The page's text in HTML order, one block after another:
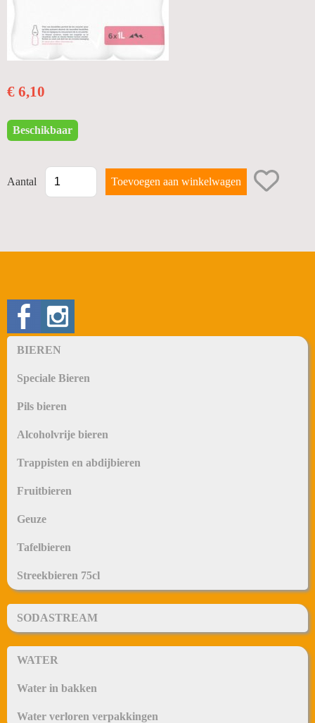
WIJNEN
STERKE DRANKEN
BIERMANDEN
FRISDRANKEN
TERUGNAME LEEGGOED
BIEREN
Speciale Bieren
Pils bieren
Alcoholvrije bieren
Trappisten en abdijbieren
Fruitbieren
Geuze
Tafelbieren
Streekbieren 75cl
SODASTREAM
WATER
Water in bakken
Water verloren verpakkingen
€ 6,10
Beschikbaar
Aantal